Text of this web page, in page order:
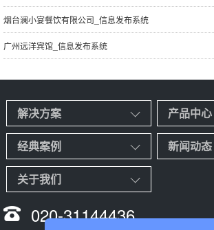
烟台澜小宴餐饮有限公司_信息发布系统
广州远洋宾馆_信息发布系统
解决方案 产品中心
经典案例 新闻动态
关于我们
020-31144436